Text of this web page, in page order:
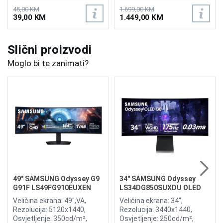
45,00 KM
39,00 KM
1.699,00 KM
1.449,00 KM
Slični proizvodi
Moglo bi te zanimati?
49" SAMSUNG Odyssey G9
G91F LS49FG910EUXEN
144Hz Gaming Curved
Display
Veličina ekrana: 49",VA,
Rezolucija: 5120x1440,
Osvjetljenje: 350cd/m²,
34" SAMSUNG Odyssey
LS34DG850SUXDU OLED
G8 175Hz Gaming Curved
Display
Veličina ekrana: 34",
Rezolucija: 3440x1440,
Osvjetljenje: 250cd/m²,